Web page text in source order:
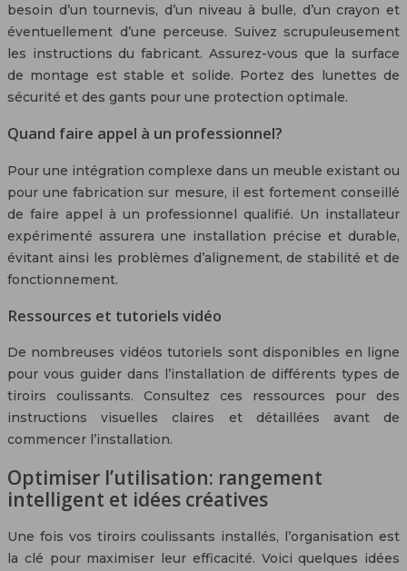
besoin d’un tournevis, d’un niveau à bulle, d’un crayon et
éventuellement d’une perceuse. Suivez scrupuleusement
les instructions du fabricant. Assurez-vous que la surface
de montage est stable et solide. Portez des lunettes de
sécurité et des gants pour une protection optimale.
Quand faire appel à un professionnel?
Pour une intégration complexe dans un meuble existant ou
pour une fabrication sur mesure, il est fortement conseillé
de faire appel à un professionnel qualifié. Un installateur
expérimenté assurera une installation précise et durable,
évitant ainsi les problèmes d’alignement, de stabilité et de
fonctionnement.
Ressources et tutoriels vidéo
De nombreuses vidéos tutoriels sont disponibles en ligne
pour vous guider dans l’installation de différents types de
tiroirs coulissants. Consultez ces ressources pour des
instructions visuelles claires et détaillées avant de
commencer l’installation.
Optimiser l’utilisation: rangement
intelligent et idées créatives
Une fois vos tiroirs coulissants installés, l’organisation est
la clé pour maximiser leur efficacité. Voici quelques idées